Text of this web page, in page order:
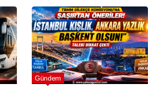
Gündem